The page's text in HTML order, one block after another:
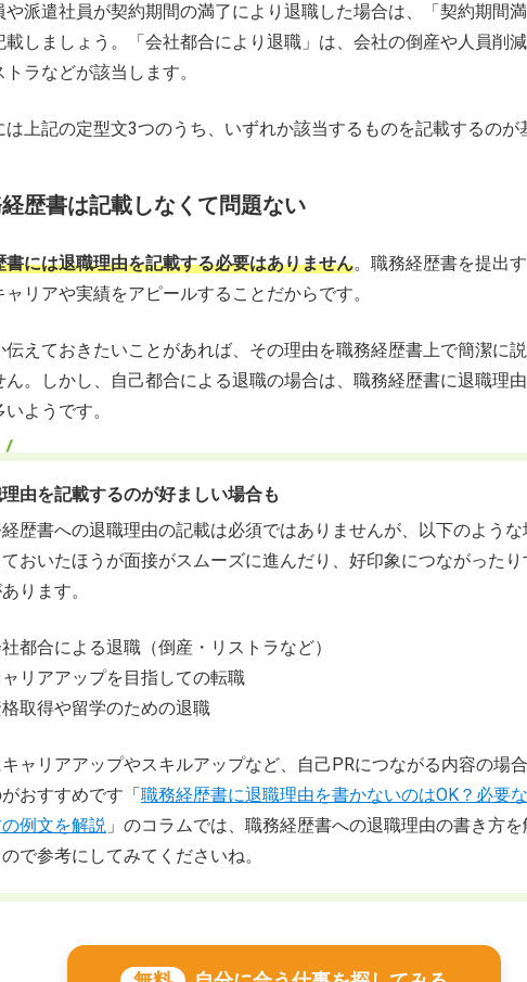
や派遣社員が契約期間の満了により退職した場合は、「契約期間
載しましょう。「会社都合により退職」は、会社の倒産や人員削
トラなどが該当します。
は上記の定型文3つのうち、いずれか該当するものを記載するのが
歴書は記載しなくて問題ない
書には退職理由を記載する必要はありません。職務経歴書を提出
ャリアや実績をアピールすることだからです。
伝えておきたいことがあれば、その理由を職務経歴書上で簡潔に
ん。しかし、自己都合による退職の場合は、職務経歴書に退職理
ようです。
由を記載するのが好ましい場合も
歴書への退職理由の記載は必須ではありませんが、以下のよう
おいたほうが面接がスムーズに進んだり、好印象につながった
ります。
社都合による退職（倒産・リストラなど）
ャリアアップを目指しての転職
格取得や留学のための退職
ャリアアップやスキルアップなど、自己PRにつながる内容の場
おすすめです「職務経歴書に退職理由を書かないのはOK？必要
例文を解説 」のコラムでは、職務経歴書への退職理由の書き方
で参考にしてみてくださいね。